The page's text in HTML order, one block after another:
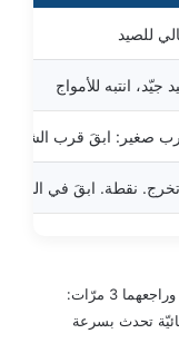
للصيد
جيّد، انتبه للأمواج
صغير: ابقَ قرب
تخرج. نقطة. ابقَ في البيت.
حمّل تطبيقات Windy + Marine-Forecast وراجعهما 3 مرّات:
تحدث بسرعة